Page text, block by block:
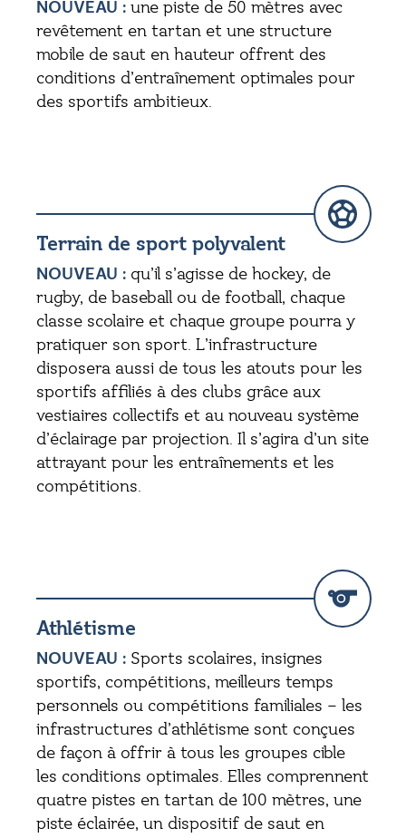
NOUVEAU : une piste de 50 mètres avec
revêtement en tartan et une structure
mobile de saut en hauteur offrent des
conditions d’entraînement optimales pour
des sportifs ambitieux.
Terrain de sport polyvalent
NOUVEAU : qu’il s’agisse de hockey, de
rugby, de baseball ou de football, chaque
classe scolaire et chaque groupe pourra y
pratiquer son sport. L’infrastructure
disposera aussi de tous les atouts pour les
sportifs affiliés à des clubs grâce aux
vestiaires collectifs et au nouveau système
d’éclairage par projection. Il s’agira d’un site
attrayant pour les entraînements et les
compétitions.
Athlétisme
NOUVEAU : Sports scolaires, insignes
sportifs, compétitions, meilleurs temps
personnels ou compétitions familiales – les
infrastructures d’athlétisme sont conçues
de façon à offrir à tous les groupes cible
les conditions optimales. Elles comprennent
quatre pistes en tartan de 100 mètres, une
piste éclairée, un dispositif de saut en